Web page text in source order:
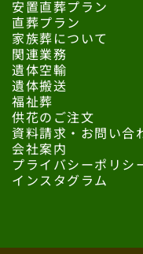
安置直葬プラン
直葬プラン
家族葬について
関連業務
遺体空輸
遺体搬送
福祉葬
供花のご注文
資料請求・お問い合
会社案内
プライバシーポリシ
インスタグラム